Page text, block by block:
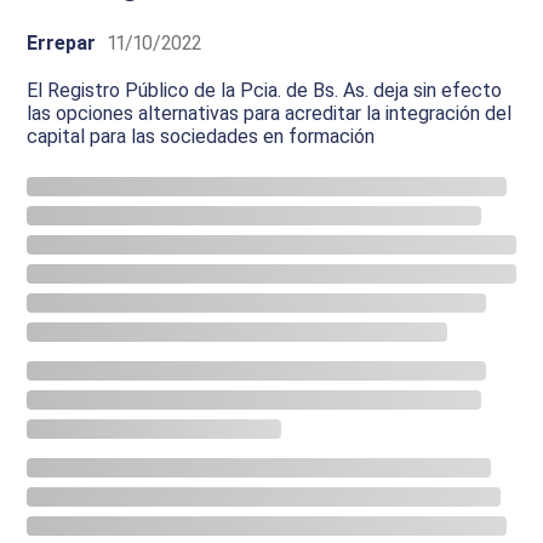
Errepar 11/10/2022
El Registro Público de la Pcia. de Bs. As. deja sin efecto
las opciones alternativas para acreditar la integración del
capital para las sociedades en formación